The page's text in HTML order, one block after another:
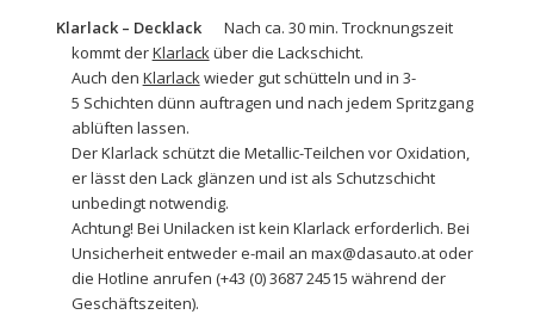
Klarlack – Decklack
Nach ca. 30 min. Trocknungszeit
kommt derKlarlacküber die Lackschicht.
Auch den Klarlackwieder gut schütteln und in 3-
5 Schichten dünn auftragen und nach jedem Spritzgang
ablüften lassen.
Der Klarlack schützt die Metallic-Teilchen vor Oxidation,
er lässt den Lack glänzen und ist als Schutzschicht
unbedingt notwendig.
Achtung! Bei Unilacken ist kein Klarlack erforderlich. Bei
Unsicherheit entweder e-mail an max@dasauto.at oder
die Hotline anrufen (+43 (0) 3687 24515 während der
Geschäftszeiten).